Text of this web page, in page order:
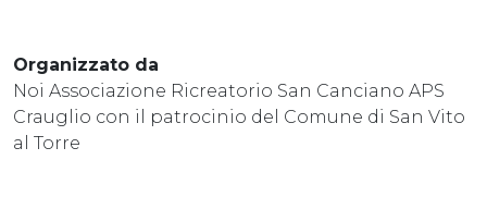
Organizzato da
Noi Associazione Ricreatorio San Canciano APS
Crauglio con il patrocinio del Comune di San Vito
al Torre